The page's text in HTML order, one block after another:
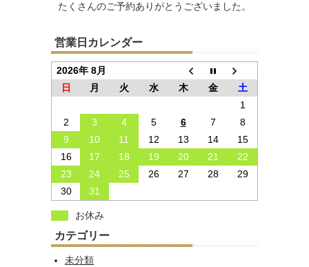
営業日カレンダー
2026年 8月
日
月 火 水 木 金
土
1
2
3 4 5 6 7
8
9
10 11 12 13 14
15
16
17 18 19 20 21
22
23
24 25 26 27 28
29
30
31
お休み
カテゴリー
未分類